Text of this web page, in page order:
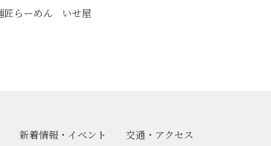
匠らーめん いせ屋
新着情報・ イベント 交通・ アクセス